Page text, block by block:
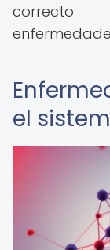
correcto
el